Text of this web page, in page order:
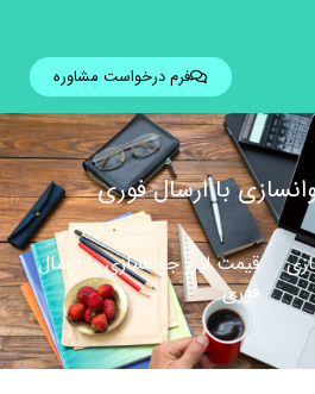
فرم درخواست مشاوره
با ارسال فوری
قیمت لیزر جوانسازی با ارسال
فوری